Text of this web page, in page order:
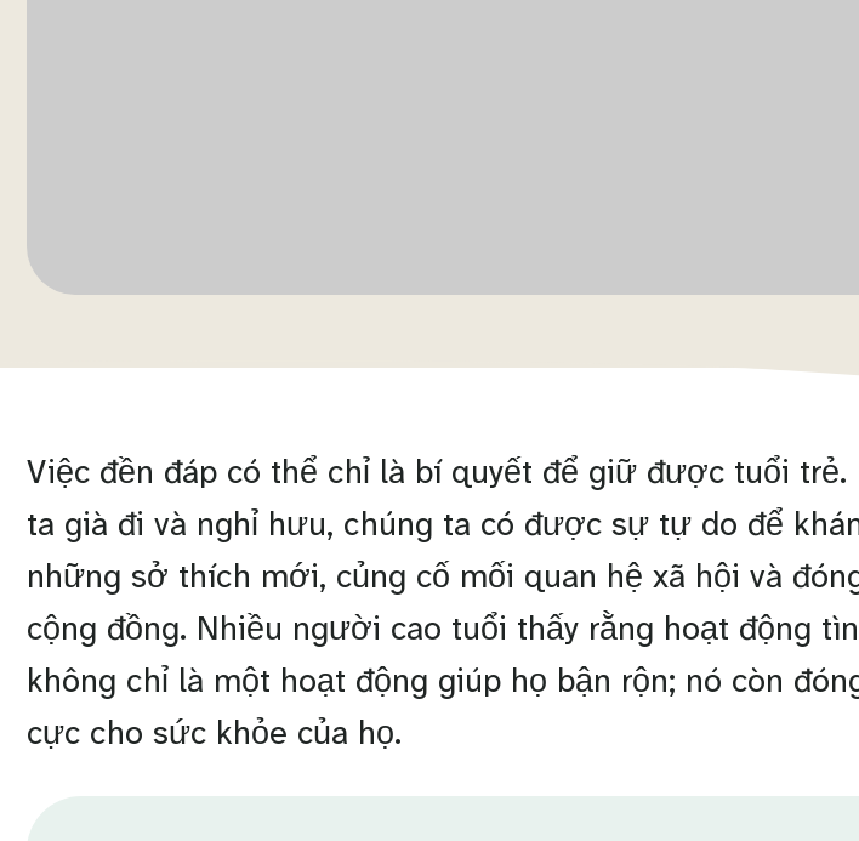
Việc đền đáp có thể chỉ là bí quyết để giữ được tuổi trẻ.
ta già đi và nghỉ hưu, chúng ta có được sự tự do để
những sở thích mới, củng cố mối quan hệ xã hội và
cộng đồng. Nhiều người cao tuổi thấy rằng hoạt động
không chỉ là một hoạt động giúp họ bận rộn; nó còn
cực cho sức khỏe của họ.